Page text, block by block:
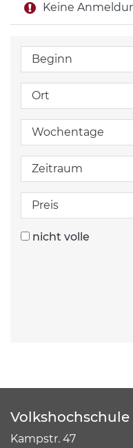
Keine
Beginn
Ort
Wochentage
Zeitraum
Preis
nicht volle
Kampstr. 47